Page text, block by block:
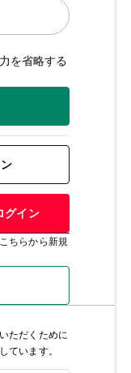
を省略する
グイン
ちらから新規
ただくために
ています。